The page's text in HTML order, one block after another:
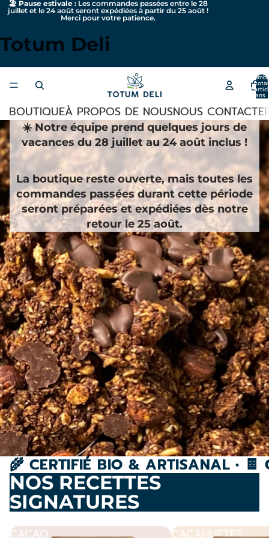
🏖️ Pause estivale : Les commandes passées entre le 28
juillet et le 24 août seront expédiées à partir du 25 août !
Merci pour votre patience.
Totum Deli
total
dans
BOUTIQUEÀ PROPOS DE NOUSNOUS
☀️ Notre équipe prend quelques jours de
vacances du 28 juillet au 24 août inclus !
La boutique reste ouverte, mais toutes les
commandes passées durant cette période
seront préparées et expédiées dès notre
retour le 25 août.
🌾 CERTIFIÉ BIO & ARTISANAL • 🍫
NOS RECETTES
SIGNATURES
CACAO
CACAHUÈTES